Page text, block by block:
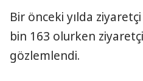
Bir önceki yılda
bin 163 olurken
gözlemlendi.